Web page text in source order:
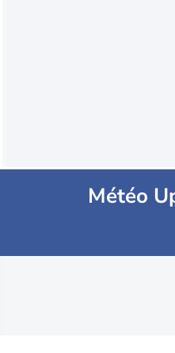
Météo